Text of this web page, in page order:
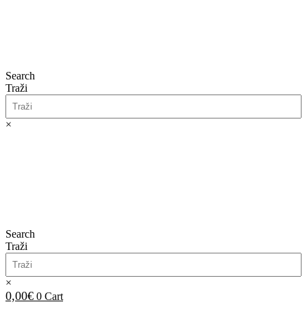
Search
Traži
×
Search
Traži
×
0,00€ 0 Cart